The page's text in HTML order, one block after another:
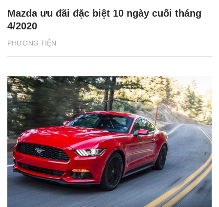
PHƯƠNG TIỆN
Mazda ưu đãi đặc biệt 10 ngày cuối tháng
4/2020